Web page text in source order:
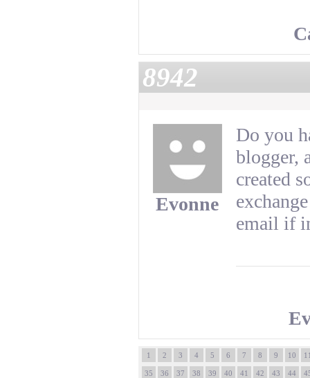
8942
Evonne
Do you
blogger,
created
email if
1 2 3 4 5 6 7 8 9 10
35 36 37 38 39 40 41 42 43 44